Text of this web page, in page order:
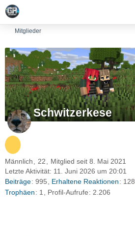
Mitglieder
Schwitzerkese
Männlich 22
Mitglied seit 8. Mai 2021
Letzte Aktivität: 11. Juni 2026 um 20:01
Beiträge 995 Erhaltene Reaktionen 128
Trophäen
1 Profil-Aufrufe 2.206